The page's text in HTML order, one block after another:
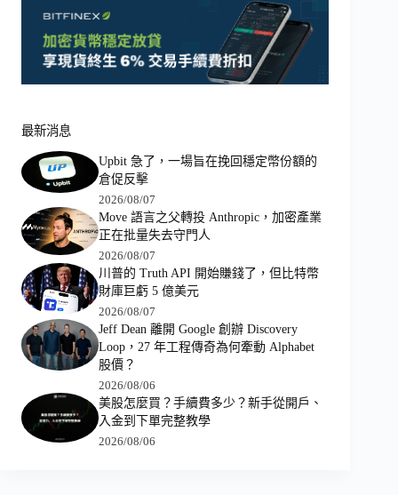
最新消息
Upbit 急了，一場旨在挽回穩定幣份額的
倉促反擊
2026/08/07
Move 語言之父轉投 Anthropic，加密產業
正在批量失去守門人
2026/08/07
川普的 Truth API 開始賺錢了，但比特幣
財庫巨虧 5 億美元
2026/08/07
Jeff Dean 離開 Google 創辦 Discovery
Loop，27 年工程傳奇為何牽動 Alphabet
股價？
2026/08/06
美股怎麼買？手續費多少？新手從開戶、
入金到下單完整教學
2026/08/06